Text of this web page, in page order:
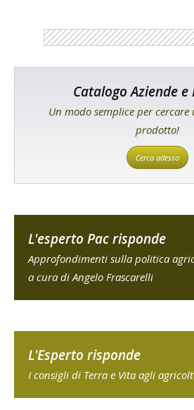
Catalogo Aziende
Un modo semplice per
prodotto!
Cerca adesso
L'esperto Pac risponde
Approfondimenti sulla politica
a cura di Angelo Frascarelli
L'Esperto risponde
I consigli di Terra e Vita agli